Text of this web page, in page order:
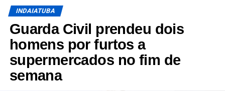
INDAIATUBA
Guarda Civil prendeu dois
homens por furtos a
supermercados no fim de
semana